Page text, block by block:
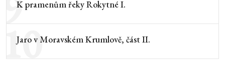
K pramenům řeky Rokytné I.
10
Jaro v Moravském Krumlově, část II.